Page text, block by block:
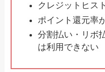
クレジットヒス
ポイント還元率
分割払い・リボ
は利用できない